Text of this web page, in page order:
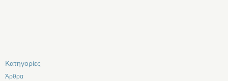
Kατηγορίες
Άρθρα